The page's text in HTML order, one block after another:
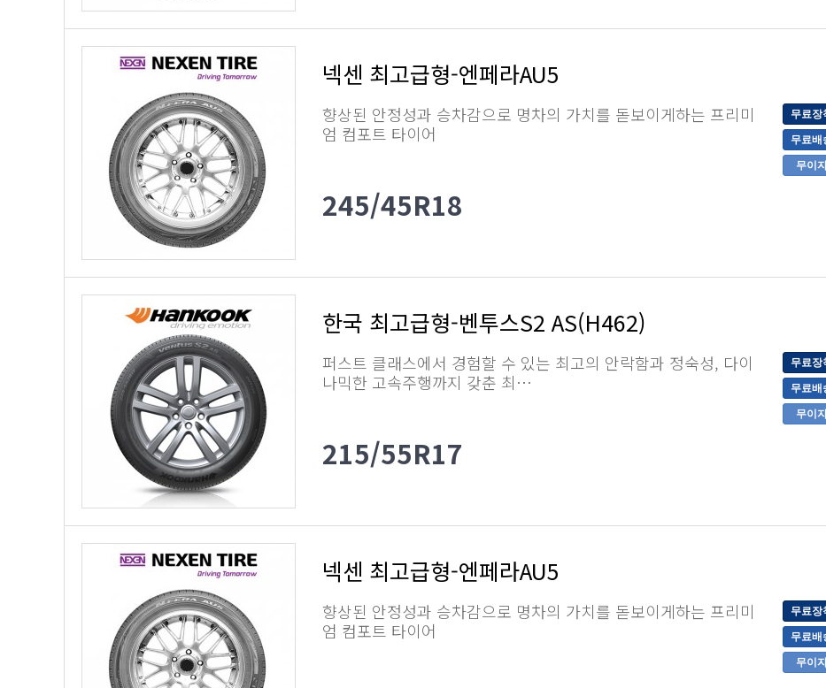
넥센 최고급형-엔페라AU5
향상된 안정성과 승차감으로 명차의 가치를 돋보이게하는 프리미
엄 컴포트 타이어
245/45R18
무료장
무료배
무이
한국 최고급형-벤투스S2 AS(H462)
퍼스트 클래스에서 경험할 수 있는 최고의 안락함과 정숙성, 다이
나믹한 고속주행까지 갖춘 최…
215/55R17
무료장
무료배
무이
넥센 최고급형-엔페라AU5
향상된 안정성과 승차감으로 명차의 가치를 돋보이게하는 프리미
엄 컴포트 타이어
무료장
무료배
무이